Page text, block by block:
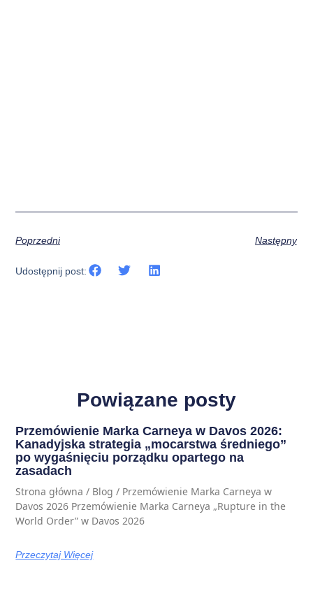
Poprzedni Następny
Udostępnij post:
Powiązane posty
Przemówienie Marka Carneya w Davos 2026:
Kanadyjska strategia „mocarstwa średniego”
po wygaśnięciu porządku opartego na
zasadach
Strona główna / Blog / Przemówienie Marka Carneya w
Davos 2026 Przemówienie Marka Carneya „Rupture in the
World Order” w Davos 2026
Przeczytaj Więcej